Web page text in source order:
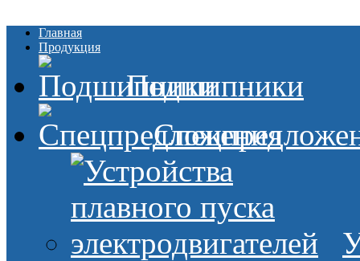
Главная
Продукция
Подшипники